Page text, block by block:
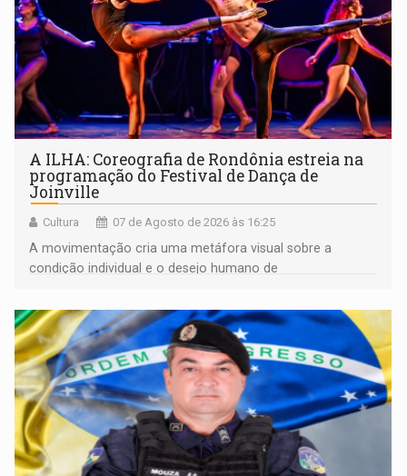
A ILHA: Coreografia de Rondônia estreia na
programação do Festival de Dança de
Joinville
Cultura 07 de Agosto de 2026 às 16:25
A movimentação cria uma metáfora visual sobre a
condição individual e o desejo humano de